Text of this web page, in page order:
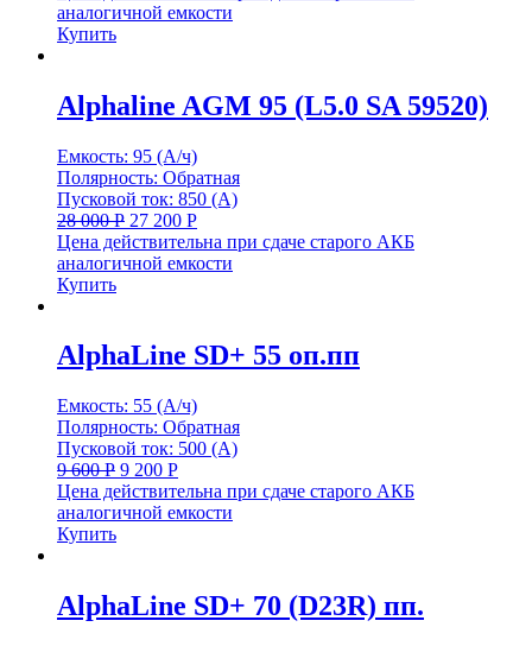
аналогичной емкости
Купить
Alphaline AGM 95 (L5.0 SA 59520)
Емкость: 95 (А/ч)
Полярность: Обратная
Пусковой ток: 850 (А)
28 000Р 27 200 Р
Цена действительна при сдаче старого АКБ
аналогичной емкости
Купить
AlphaLine SD+ 55 оп.пп
Емкость: 55 (А/ч)
Полярность: Обратная
Пусковой ток: 500 (А)
9 600Р 9 200 Р
Цена действительна при сдаче старого АКБ
аналогичной емкости
Купить
AlphaLine SD+ 70 (D23R) пп.